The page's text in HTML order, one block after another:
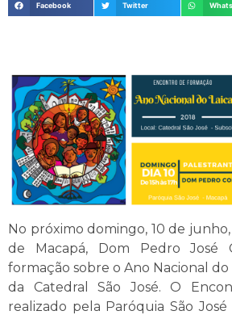
Facebook Twitter
No próximo domingo, 10 de
de Macapá, Dom Pedro José
formação sobre o Ano Nacional do
da Catedral São José. O
realizado pela Paróquia São